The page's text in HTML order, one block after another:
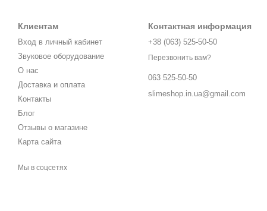
Клиентам
Вход в личный кабинет
Звуковое оборудование
О нас
Доставка и оплата
Контакты
Блог
Отзывы о магазине
Карта сайта
Мы в соцсетях
Контактная информация
+38 (063) 525-50-50
Перезвонить вам?
063 525-50-50
slimeshop.in.ua@gmail.com